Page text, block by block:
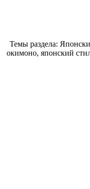
Темы раздела:
окимоно, японский